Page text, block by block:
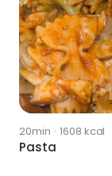
20min · 1608 kcal
Pasta